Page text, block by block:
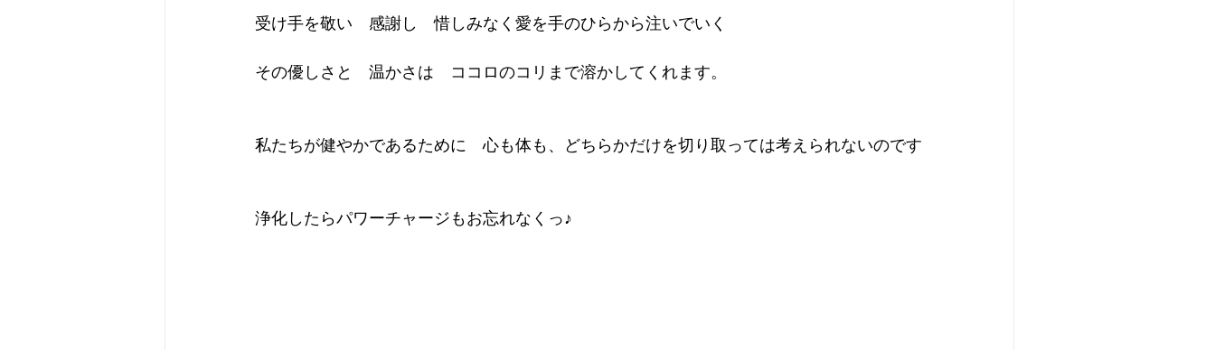
受け手を敬い　感謝し　惜しみなく愛を手のひらから注いでいく
その優しさと　温かさは　ココロのコリまで溶かしてくれます。
私たちが健やかであるために　心も体も、どちらかだけを切り取っては考えられないのです
浄化したらパワーチャージもお忘れなくっ♪